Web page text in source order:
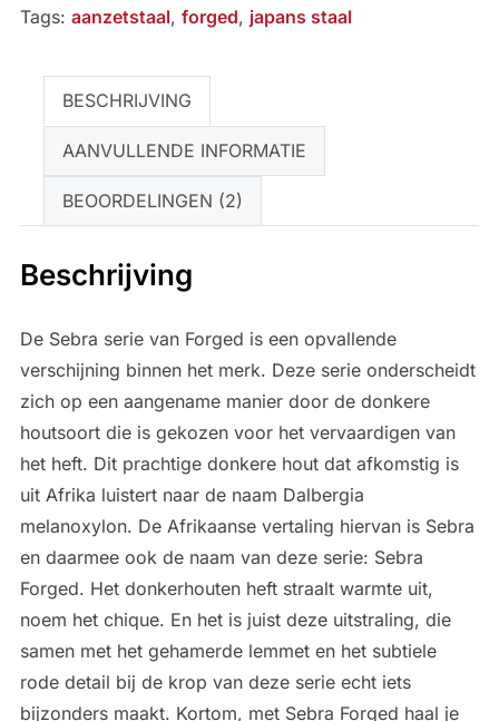
Tags: aanzetstaal, forged, japans staal
BESCHRIJVING
AANVULLENDE INFORMATIE
BEOORDELINGEN (2)
Beschrijving
De Sebra serie van Forged is een opvallende
verschijning binnen het merk. Deze serie onderscheidt
zich op een aangename manier door de donkere
houtsoort die is gekozen voor het vervaardigen van
het heft. Dit prachtige donkere hout dat afkomstig is
uit Afrika luistert naar de naam Dalbergia
melanoxylon. De Afrikaanse vertaling hiervan is Sebra
en daarmee ook de naam van deze serie: Sebra
Forged. Het donkerhouten heft straalt warmte uit,
noem het chique. En het is juist deze uitstraling, die
samen met het gehamerde lemmet en het subtiele
rode detail bij de krop van deze serie echt iets
bijzonders maakt. Kortom, met Sebra Forged haal je